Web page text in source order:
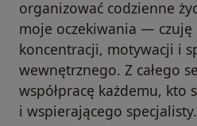
organizować codzienne
moje oczekiwania —
koncentracji, motywacji i
wewnętrznego. Z całego
współpracę każdemu, kto
i wspierającego specjalisty.